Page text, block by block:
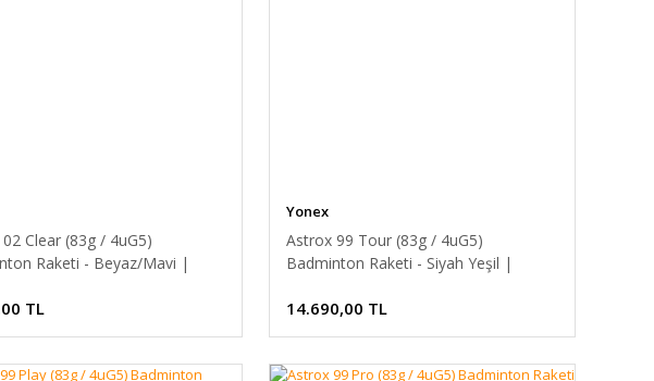
Clear (83g / 4uG5)
Raketi - Beyaz/Mavi |
TL
Yonex
Astrox 99 Tour (83g / 4uG5)
Badminton Raketi - Siyah Yeşil |
14.690,00 TL